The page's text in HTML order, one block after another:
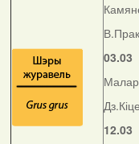
03.03
12.03